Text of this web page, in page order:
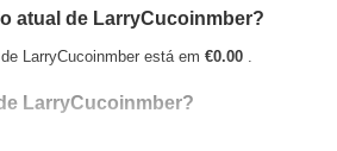
atual de LarryCucoinmber?
LarryCucoinmber está em €0.00 .
LarryCucoinmber?